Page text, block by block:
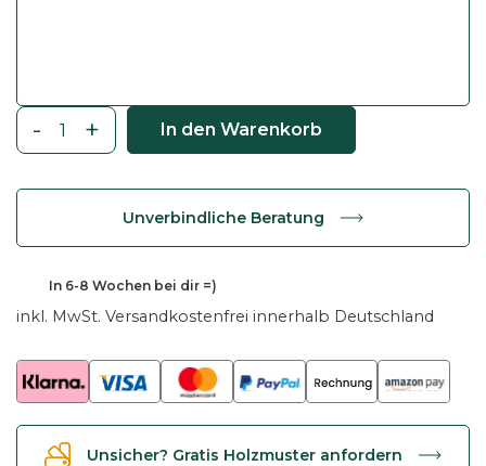
-
s
i
T
a
+ In den Warenkorb
Unsicher? Gratis Holzmuster anfordern
Unverbindliche Beratung
In 6-8 Wochen bei dir =)
inkl. MwSt. Versandkostenfrei innerhalb Deutschland